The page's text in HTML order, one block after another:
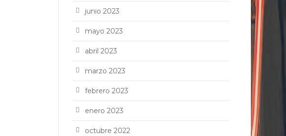
junio 2023
mayo 2023
abril 2023
marzo 2023
febrero 2023
enero 2023
octubre 2022